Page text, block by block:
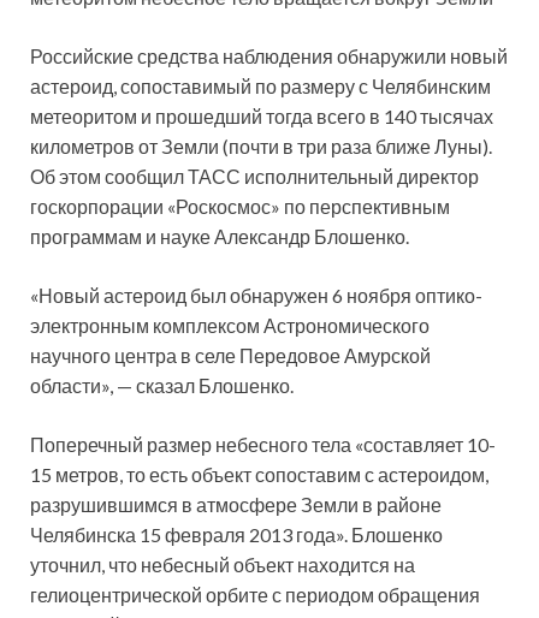
Российские средства наблюдения обнаружили новый
астероид, сопоставимый по размеру с Челябинским
метеоритом и прошедший тогда всего в 140 тысячах
километров от Земли (почти в три раза ближе Луны).
Об этом сообщил ТАСС исполнительный директор
госкорпорации «Роскосмос» по перспективным
программам и науке Александр Блошенко.
«Новый астероид был обнаружен 6 ноября оптико-
электронным комплексом Астрономического
научного центра в селе Передовое Амурской
области», — сказал Блошенко.
Поперечный размер небесного тела «составляет 10-
15 метров, то есть объект сопоставим с астероидом,
разрушившимся в атмосфере Земли в районе
Челябинска 15 февраля 2013 года». Блошенко
уточнил, что небесный объект находится на
гелиоцентрической орбите с периодом обращения